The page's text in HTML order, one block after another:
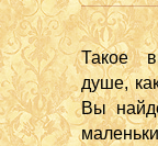
Такое
душе,
Вы